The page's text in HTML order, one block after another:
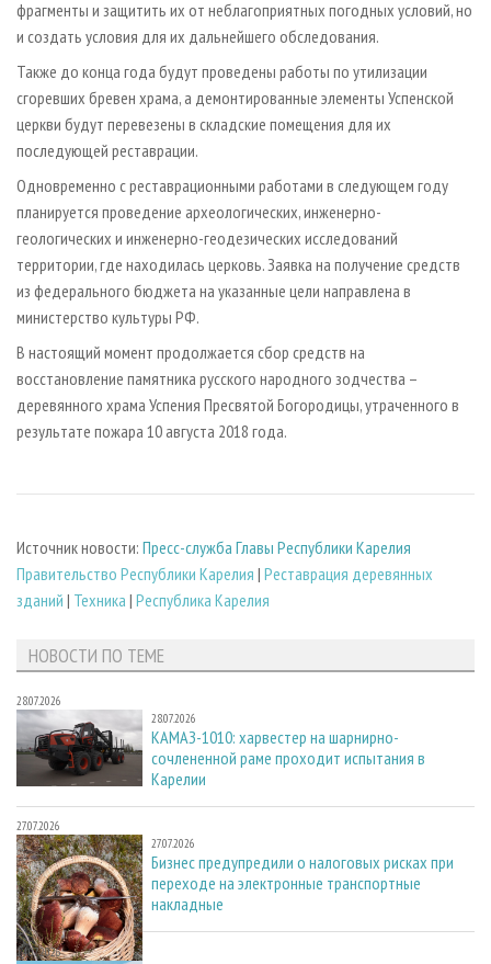
ПРОИЗВОДСТВО МЕБЕЛИ
БИОЭНЕРГЕТИКА
ЦБП
ИНСТРУМЕНТ И МАТЕРИАЛЫ
ПРИОРИТЕТНЫЕ ИНВЕСТПРОЕКТЫ
RUSSIAN FORESTRY REVIEW
ГАЗЕТА ЛЕСПРОМФОРУМ
БИБЛИОТЕКА СПЕЦИАЛИСТА
фрагменты и защитить их от неблагоприятных погодных условий, но
и создать условия для их дальнейшего обследования.
Также до конца года будут проведены работы по утилизации
сгоревших бревен храма, а демонтированные элементы Успенской
церкви будут перевезены в складские помещения для их
последующей реставрации.
Одновременно с реставрационными работами в следующем году
планируется проведение археологических, инженерно-
геологических и инженерно-геодезических исследований
территории, где находилась церковь. Заявка на получение средств
из федерального бюджета на указанные цели направлена в
министерство культуры РФ.
В настоящий момент продолжается сбор средств на
восстановление памятника русского народного зодчества –
деревянного храма Успения Пресвятой Богородицы, утраченного в
результате пожара 10 августа 2018 года.
Источник новости: Пресс-служба Главы Республики Карелия
Правительство Республики Карелия | Реставрация деревянных
зданий | Техника | Республика Карелия
НОВОСТИ ПО ТЕМЕ
28.07.2026
28.07.2026
КАМАЗ-1010: харвестер на шарнирно-
сочлененной раме проходит испытания в
Карелии
27.07.2026
27.07.2026
Бизнес предупредили о налоговых рисках при
переходе на электронные транспортные
накладные
14.07.2026